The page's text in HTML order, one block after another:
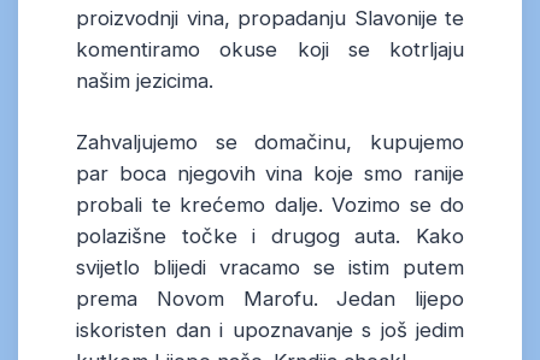
proizvodnji vina, propadanju Slavonije te
komentiramo okuse koji se kotrljaju
našim jezicima.
Zahvaljujemo se domačinu, kupujemo
par boca njegovih vina koje smo ranije
probali te krećemo dalje. Vozimo se do
polazišne točke i drugog auta. Kako
svijetlo blijedi vracamo se istim putem
prema Novom Marofu. Jedan lijepo
iskoristen dan i upoznavanje s još jedim